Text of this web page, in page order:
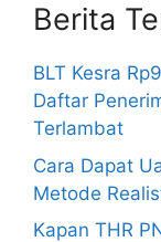
Berita
BLT Kesra
Daftar
Terlambat
Cara Dapat
Metode
Kapan THR